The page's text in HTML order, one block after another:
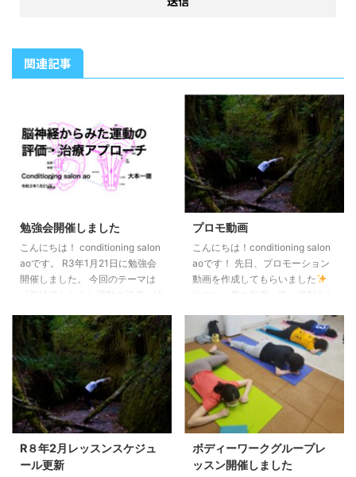
関連記事
勉強会開催しました
こんにちは！ conditioning salon
aoです。 R3年1月21日に勉強会
開催しました。 今回のテーマは
身体の動きにどうな影響を起こす
のか実技の中で確認していきまし
た。 脳神経系への徒手的なアプ
ローチも少し行いました。 いつ
ものアプローチとは少し違った感
覚があったのではないかと思いま
す。 次回開催は２月２５日「タ
方」です。 興味のある方は
conditioning salon aoまでご連絡
プロモ動画
こんにちは！conditioning salon
aoです！ 先日、プロモーション
動画を作成してもらいました
サロン、苔の回廊、海と撮影をし
ています。 ぜひご覧ください
大本一徳 冬は静かで、四季が交
互に訪れ、生命の循環が生まれま
す。
R８年2月レッスンスケジュ
ール更新
ボディーワークグループレ
ッスン開催しました